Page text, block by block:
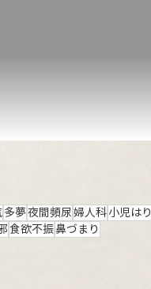
多夢 夜間頻尿 婦人科 小児はり
食欲不振鼻づまり